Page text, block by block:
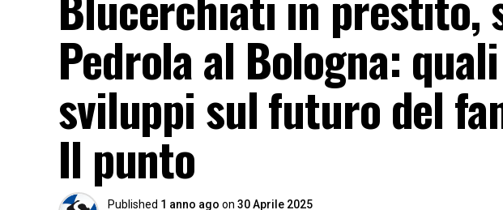
Pedrola al Bologna:
sviluppi sul futuro del
Il punto
Published 1 anno ago on 30 Aprile 2025